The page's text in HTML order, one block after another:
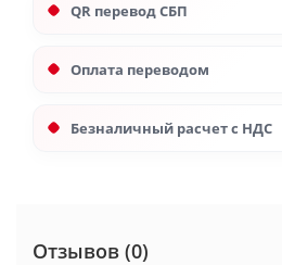
QR перевод СБП
Оплата переводом
Безналичный расчет с НДС
Отзывов (0)